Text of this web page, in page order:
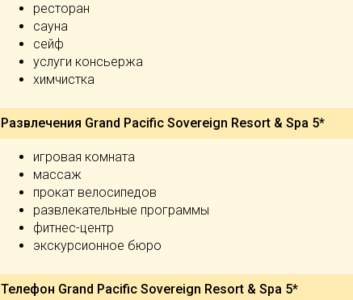
ресторан
сауна
сейф
услуги консьержа
химчистка
Развлечения Grand Pacific Sovereign Resort & Spa 5*
игровая комната
массаж
прокат велосипедов
развлекательные программы
фитнес-центр
экскурсионное бюро
Телефон Grand Pacific Sovereign Resort & Spa 5*